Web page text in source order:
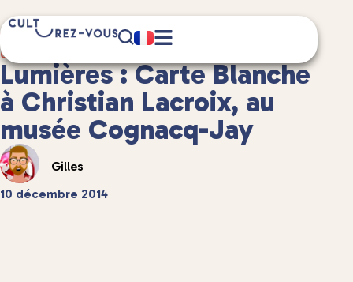
Culture
3 minute(s) de lecture
Lumières : Carte Blanche
à Christian Lacroix, au
musée Cognacq-Jay
Gilles
10 décembre 2014